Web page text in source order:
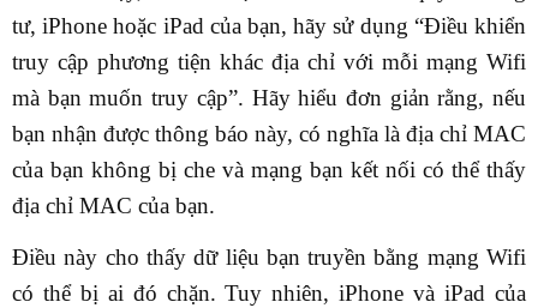
tư, iPhone hoặc iPad của bạn, hãy sử dụng “Điều khiển
truy cập phương tiện khác địa chỉ với mỗi mạng Wifi
mà bạn muốn truy cập”. Hãy hiểu đơn giản rằng, nếu
bạn nhận được thông báo này, có nghĩa là địa chỉ MAC
của bạn không bị che và mạng bạn kết nối có thể thấy
địa chỉ MAC của bạn.
Điều này cho thấy dữ liệu bạn truyền bằng mạng Wifi
có thể bị ai đó chặn. Tuy nhiên, iPhone và iPad của